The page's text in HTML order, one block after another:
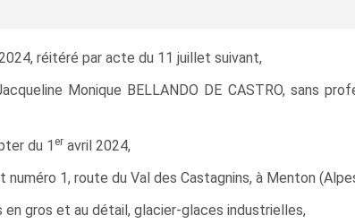
réitéré par acte du 11 juillet suivant,
Monique BELLANDO DE CASTRO, sans
du 1 er avril 2024,
numéro 1, route du Val des Castagnins, à Menton
gros et au détail, glacier-glaces industrielles,